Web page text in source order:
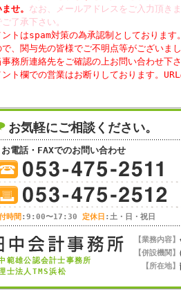
せ。 なお、メールアドレスをご入力頂
了承下さい。
トはspam対策の為承認制としております
で、関与先の皆様でご不明点等がございま
務所連絡先をご確認の上お問い合わせ下さ
お気軽にご相談ください。
お電話・FAXでのお問い合わせ
時間 :9:00〜17:30 定休日 :土・日・祝日
範雄公認会計士事務所
士法人TMS浜松
【業務内容】
【併設機関】
【所在地】